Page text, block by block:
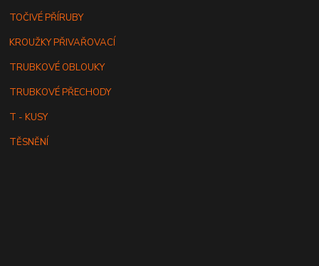
TOČIVÉ PŘÍRUBY
KROUŽKY PŘIVAŘOVACÍ
TRUBKOVÉ OBLOUKY
TRUBKOVÉ PŘECHODY
T - KUSY
TĚSNĚNÍ